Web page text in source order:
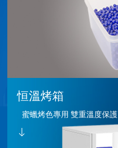
恒溫烤箱
蜜蠟烤色專用 雙重溫度保護